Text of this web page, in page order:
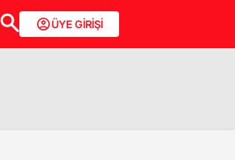
ÜYE GİRİŞİ